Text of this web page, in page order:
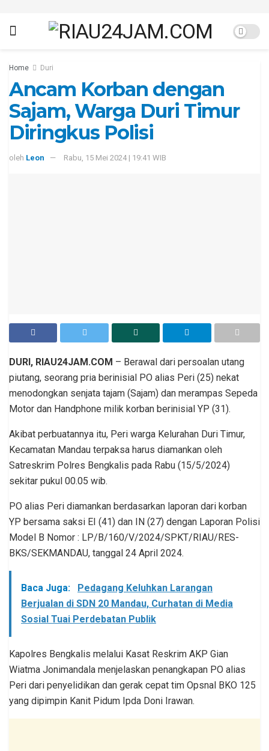
Home Duri
Ancam Korban dengan
Sajam, Warga Duri Timur
Diringkus Polisi
oleh Leon Rabu, 15 Mei 2024 | 19:41 WIB
DURI, RIAU24JAM.COM – Berawal dari persoalan utang
piutang, seorang pria berinisial PO alias Peri (25) nekat
menodongkan senjata tajam (Sajam) dan merampas Sepeda
Motor dan Handphone milik korban berinisial YP (31).
Akibat perbuatannya itu, Peri warga Kelurahan Duri Timur,
Kecamatan Mandau terpaksa harus diamankan oleh
Satreskrim Polres Bengkalis pada Rabu (15/5/2024)
sekitar pukul 00.05 wib.
PO alias Peri diamankan berdasarkan laporan dari korban
YP bersama saksi EI (41) dan IN (27) dengan Laporan Polisi
Model B Nomor : LP/B/160/V/2024/SPKT/RIAU/RES-
BKS/SEKMANDAU, tanggal 24 April 2024.
Baca Juga:
Pedagang Keluhkan Larangan
Berjualan di SDN 20 Mandau, Curhatan di Media
Sosial Tuai Perdebatan Publik
Kapolres Bengkalis melalui Kasat Reskrim AKP Gian
Wiatma Jonimandala menjelaskan penangkapan PO alias
Peri dari penyelidikan dan gerak cepat tim Opsnal BKO 125
yang dipimpin Kanit Pidum Ipda Doni Irawan.